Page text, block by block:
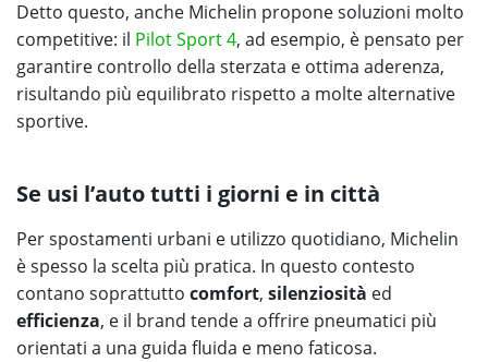
Detto questo, anche Michelin propone soluzioni molto
competitive: il Pilot Sport 4, ad esempio, è pensato per
garantire controllo della sterzata e ottima aderenza,
risultando più equilibrato rispetto a molte alternative
sportive.
Se usi l’auto tutti i giorni e in città
Per spostamenti urbani e utilizzo quotidiano, Michelin
è spesso la scelta più pratica. In questo contesto
contano soprattutto comfort, silenziosità ed
efficienza, e il brand tende a offrire pneumatici più
orientati a una guida fluida e meno faticosa.